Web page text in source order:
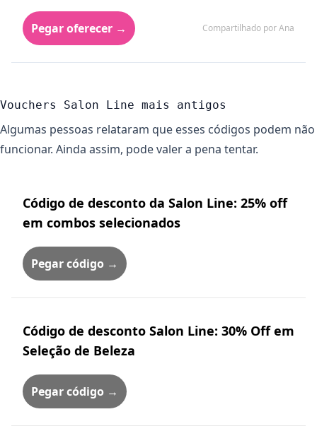
Pegar oferecer → Compartilhado por Ana
Vouchers Salon Line mais antigos
Algumas pessoas relataram que esses códigos podem não
funcionar. Ainda assim, pode valer a pena tentar.
Código de desconto da Salon Line: 25% off
em combos selecionados
Pegar código →
Código de desconto Salon Line: 30% Off em
Seleção de Beleza
Pegar código →